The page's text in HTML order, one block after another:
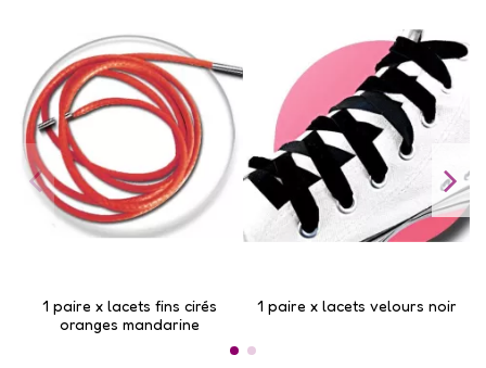
1 paire x lacets fins cirés
oranges mandarine
1 paire x lacets velours noir